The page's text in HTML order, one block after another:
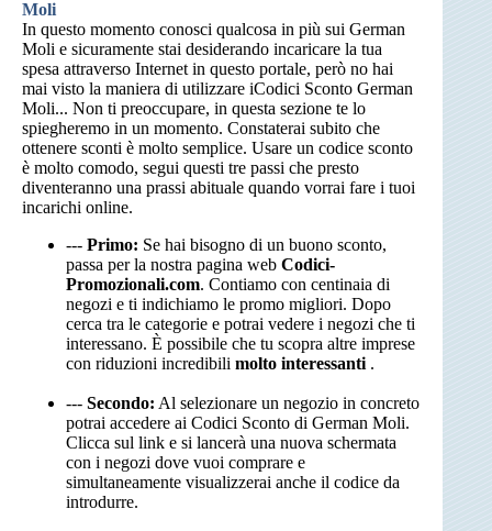
Moli
In questo momento conosci qualcosa in più sui German
Moli e sicuramente stai desiderando incaricare la tua
spesa attraverso Internet in questo portale, però no hai
mai visto la maniera di utilizzare iCodici Sconto German
Moli... Non ti preoccupare, in questa sezione te lo
spiegheremo in un momento. Constaterai subito che
ottenere sconti è molto semplice. Usare un codice sconto
è molto comodo, segui questi tre passi che presto
diventeranno una prassi abituale quando vorrai fare i tuoi
incarichi online.
--- Primo: Se hai bisogno di un buono sconto,
passa per la nostra pagina web Codici-
Promozionali.com. Contiamo con centinaia di
negozi e ti indichiamo le promo migliori. Dopo
cerca tra le categorie e potrai vedere i negozi che ti
interessano. È possibile che tu scopra altre imprese
con riduzioni incredibili molto interessanti .
--- Secondo: Al selezionare un negozio in concreto
potrai accedere ai Codici Sconto di German Moli.
Clicca sul link e si lancerà una nuova schermata
con i negozi dove vuoi comprare e
simultaneamente visualizzerai anche il codice da
introdurre.